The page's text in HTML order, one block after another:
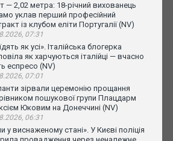
— 2,02 метра: 18-річний вихованець
уклав перший професійний
із клубом еліти Португалії (NV)
07:31
як усі». Італійська блогерка
як харчуються італійці — вчасно
еспресо (NV)
07:01
зірвали церемонію прощання
пошукової групи Плацдарм
Юковим на Донеччині (NV)
06:31
у виснаженому стані». У Києві поліція